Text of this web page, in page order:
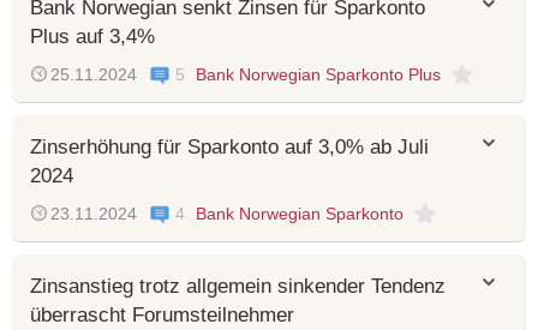
Bank Norwegian senkt Zinsen für Sparkonto
Plus auf 3,4%
25.11.2024 5 Bank Norwegian Sparkonto Plus
Zinserhöhung für Sparkonto auf 3,0% ab Juli
2024
23.11.2024 4 Bank Norwegian Sparkonto
Zinsanstieg trotz allgemein sinkender Tendenz
überrascht Forumsteilnehmer